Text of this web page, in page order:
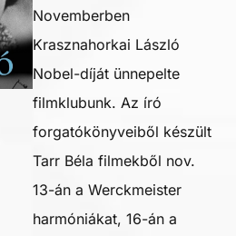
Novemberben
Krasznahorkai László
Nobel-díját ünnepelte
filmklubunk. Az író
forgatókönyveiből készült
Tarr Béla filmekből nov.
13-án a Werckmeister
harmóniákat, 16-án a